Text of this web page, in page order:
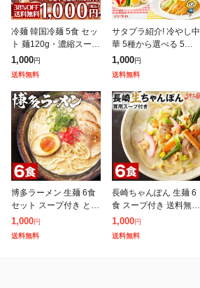
冷麺 韓国冷麺 5食 セッ
ト 麺120g・濃縮スープ
30g×各5袋 メール便 送
料無料 他商品と同梱不
1,000円
送料無料
サタプラ紹介! 冷やし中
華 5種から選べる 5食 6
食 レモンちゃん シーク
ワーサーちゃん うめね
プレミ
1,000円
送料無料
博多ラーメン 生麺 6食
セット スープ付き とん
こつラーメン ご当地 送
料無料 福岡 屋台 豚骨
1,000円
送料無料
長崎ちゃんぽん 生麺 6
食 スープ付き 送料無料
チャンポン麺 讃岐 ご当
地 ラーメン 手土産 常
1,000円
送料無料